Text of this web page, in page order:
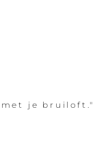
je bruiloft."